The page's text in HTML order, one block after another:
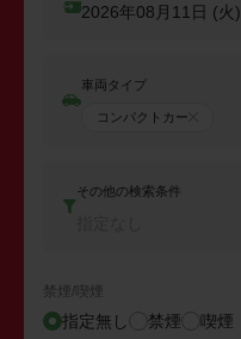
2026年08月11日 (火)
車両タイプ
コンパクトカー
その他の検索条件
禁煙/喫煙
指定無し 禁煙 喫煙